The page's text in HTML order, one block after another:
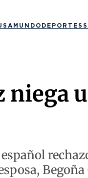
MUNDO DEPORTES
niega
Begoña